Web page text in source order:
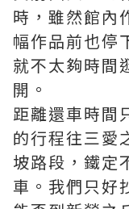
時，雖然館內
幅作品前也停
就不太夠時間
開。
距離還車時間
的行程往三愛
坡路段，鐵定
車。我們只好